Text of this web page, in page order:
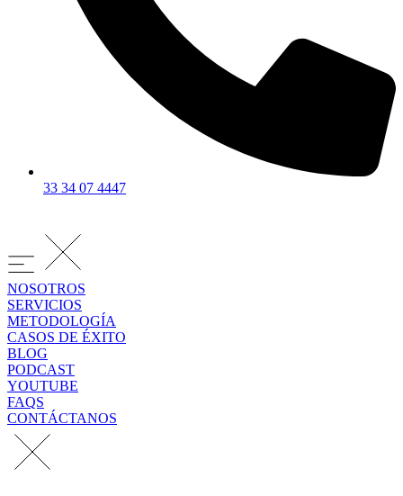
33 34 07 4447
NOSOTROS
SERVICIOS
METODOLOGÍA
CASOS DE ÉXITO
BLOG
PODCAST
YOUTUBE
FAQS
CONTÁCTANOS